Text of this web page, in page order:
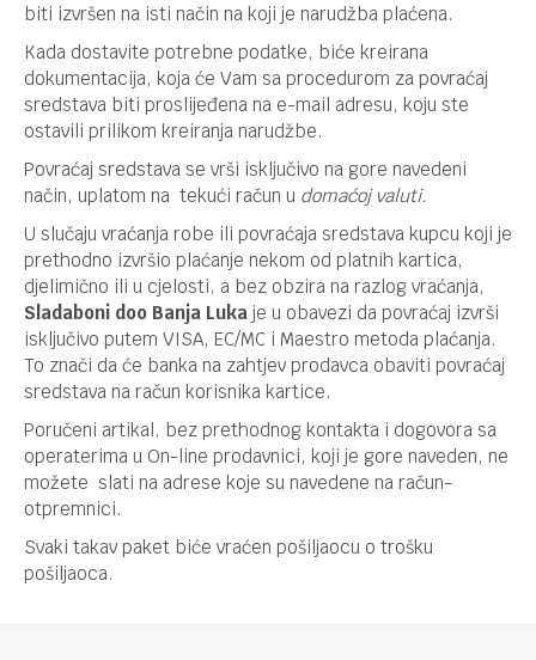
biti izvršen na isti način na koji je narudžba plaćena.
Kada dostavite potrebne podatke, biće kreirana
dokumentacija, koja će Vam sa procedurom za povraćaj
sredstava biti proslijeđena na e-mail adresu, koju ste
ostavili prilikom kreiranja narudžbe.
Povraćaj sredstava se vrši isključivo na gore navedeni
način, uplatom na tekući račun u domaćoj valuti.
U slučaju vraćanja robe ili povraćaja sredstava kupcu koji je
prethodno izvršio plaćanje nekom od platnih kartica,
djelimično ili u cjelosti, a bez obzira na razlog vraćanja,
Sladaboni doo Banja Luka je u obavezi da povraćaj izvrši
isključivo putem VISA, EC/MC i Maestro metoda plaćanja.
To znači da će banka na zahtjev prodavca obaviti povraćaj
sredstava na račun korisnika kartice.
Poručeni artikal, bez prethodnog kontakta i dogovora sa
operaterima u On-line prodavnici, koji je gore naveden, ne
možete slati na adrese koje su navedene na račun-
otpremnici.
Svaki takav paket biće vraćen pošiljaocu o trošku
pošiljaoca.